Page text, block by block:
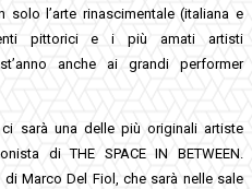
l’arte rinascimentale (italiana e
pittorici e i più amati artisti
anche ai grandi performer
sarà una delle più originali artiste
di THE SPACE IN BETWEEN.
di Marco Del Fiol, che sarà nelle sale